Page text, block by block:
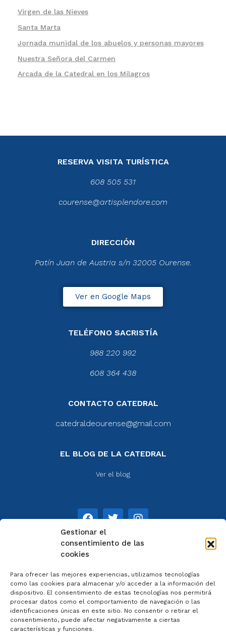
Gestionar el
consentimiento de las
cookies
Para ofrecer las mejores experiencias, utilizamos tecnologías
como las cookies para almacenar y/o acceder a la información del
dispositivo. El consentimiento de estas tecnologías nos permitirá
procesar datos como el comportamiento de navegación o las
identificaciones únicas en este sitio. No consentir o retirar el
consentimiento, puede afectar negativamente a ciertas
características y funciones.
Virgen de las Nieves
Santa Marta
Jornada munidal de los abuelos y personas mayores
Nuestra Señora del Carmen
Arcada de la Catedral en los Milagros
RESERVA VISITA TURÍSTICA
608 505 531
courense@artisplendore.com
DIRECCIÓN
Patín Juan de Austria s/n 32005 Ourense.
Ver en Google Maps
TELÉFONO SACRISTÍA
988 220 992
608 364 438
CONTACTO CATEDRAL
catedraldeourense@gmail.com
EL BLOG DE LA CATEDRAL
Ver el blog
Aviso legal
Política de privacidad
Cookies
Colaboradores
Condiciones generales